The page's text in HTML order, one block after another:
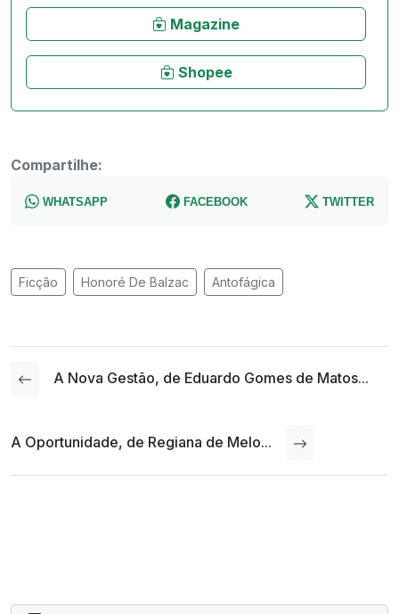
Magazine
Shopee
Compartilhe:
WHATSAPP FACEBOOK TWITTER
Ficção Honoré De Balzac Antofágica
A Nova Gestão, de Eduardo Gomes de Matos...
A Oportunidade, de Regiana de Melo...